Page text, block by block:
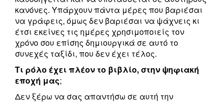
κανόνες. Υπάρχουν πάντα μέρες που βαριέσαι
να γράφεις, όμως δεν βαριέσαι να ψάχνεις κι
έτσι εκείνες τις ημέρες χρησιμοποιείς τον
χρόνο σου επίσης δημιουργικά σε αυτό το
συνεχές ταξίδι, που δεν έχει τέλος.
Τι ρόλο έχει πλέον το βιβλίο, στην ψηφιακή
εποχή μας;
Δεν ξέρω να σας απαντήσω σε αυτή την